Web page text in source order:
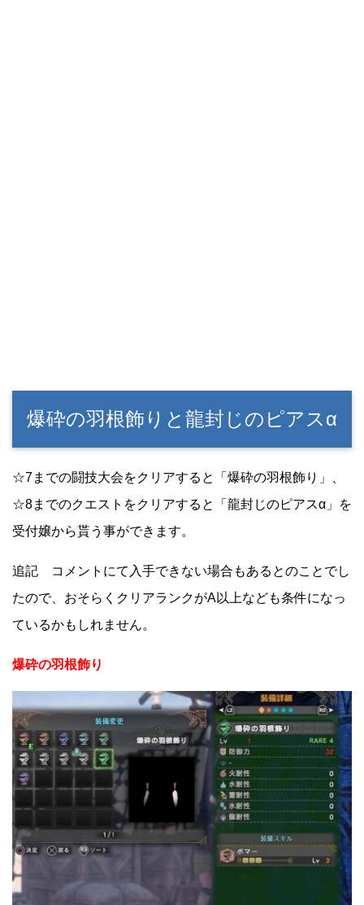
爆砕の羽根飾りと龍封じのピアスα
☆7までの闘技大会をクリアすると「爆砕の羽根飾り」、
☆8までのクエストをクリアすると「龍封じのピアスα」を
受付嬢から貰う事ができます。
追記 コメントにて入手できない場合もあるとのことでし
たので、おそらくクリアランクがA以上なども条件になっ
ているかもしれません。
爆砕の羽根飾り